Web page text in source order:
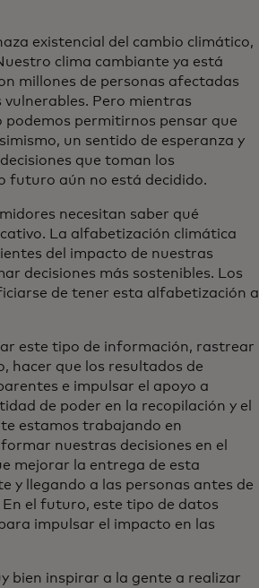
existencial del cambio climático,
clima cambiante ya está
millones de personas afectadas
vulnerables. Pero mientras
podemos permitirnos pensar que
un sentido de esperanza y
que toman los
futuro aún no está decidido.
necesitan saber qué
La alfabetización climática
del impacto de nuestras
decisiones más sostenibles. Los
de tener esta alfabetización al
este tipo de información, rastrear
hacer que los resultados de
e impulsar el apoyo a
de poder en la recopilación y el
estamos trabajando en
nuestras decisiones en el
mejorar la entrega de esta
y llegando a las personas antes de
En el futuro, este tipo de datos
impulsar el impacto en las
bien inspirar a la gente a realizar